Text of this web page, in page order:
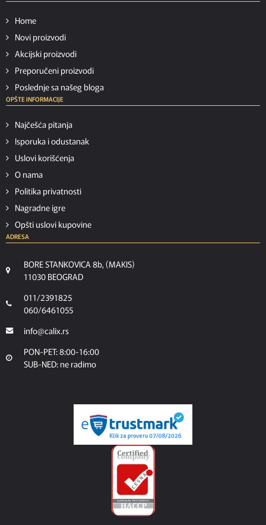
Home
Novi proizvodi
Akcijski proizvodi
Preporučeni proizvodi
Poslednje sa našeg bloga
OPŠTE INFORMACIJE
Najčešća pitanja
Isporuka i odustanak
Uslovi korišćenja
O nama
Politika privatnosti
Nagradne igre
Opšti uslovi kupovine
ADRESA
BORE STANKOVICA 8b, (MAKIS)
11030 BEOGRAD
011/2391825
060/6461055
info@calix.rs
PON-PET: 8:00-16:00
SUB-NED: ne radimo